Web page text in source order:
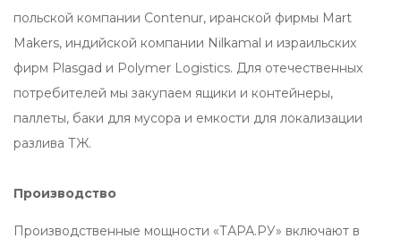
польской компании Contenur, иранской фирмы Mart
Makers, индийской компании Nilkamal и израильских
фирм Plasgad и Polymer Logistics. Для отечественных
потребителей мы закупаем ящики и контейнеры,
паллеты, баки для мусора и емкости для локализации
разлива ТЖ.
Производство
Производственные мощности «ТАРА.РУ» включают в